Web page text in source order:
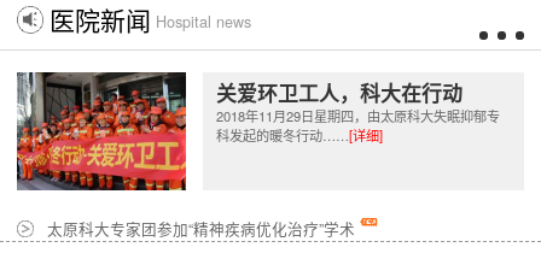
医院新闻 Hospital news
关爱环卫工人，科大在行动
2018年11月29日星期四，由太原科大失眠抑郁专
科发起的暖冬行动……[详细]
太原科大专家团参加“精神疾病优化治疗”学术